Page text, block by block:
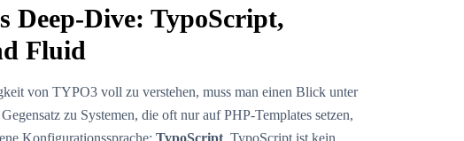
Deep-Dive: TypoScript,
Fluid
von TYPO3 voll zu verstehen, muss man einen Blick unter
zu Systemen, die oft nur auf PHP-Templates setzen,